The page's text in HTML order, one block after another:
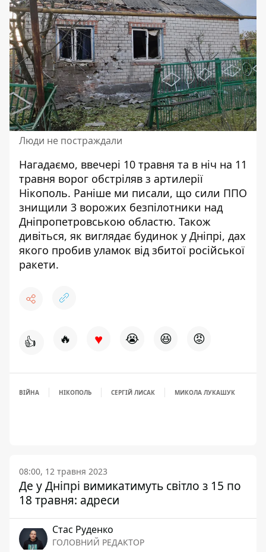
Люди не постраждали
Нагадаємо, ввечері 10 травня та в ніч на 11
травня ворог обстріляв з артилерії
Нікополь. Раніше ми писали, що сили ППО
знищили 3 ворожих безпілотники над
Дніпропетровською областю. Також
дивіться, як виглядає будинок у Дніпрі, дах
якого пробив уламок від збитої російської
ракети.
👍 🔥 ♥ 😭 😆 😡
ВІЙНА НІКОПОЛЬ СЕРГІЙ ЛИСАК МИКОЛА ЛУКАШУК
08:00, 12 травня 2023
Де у Дніпрі вимикатимуть світло з 15 по
18 травня: адреси
Стас Руденко
ГОЛОВНИЙ РЕДАКТОР